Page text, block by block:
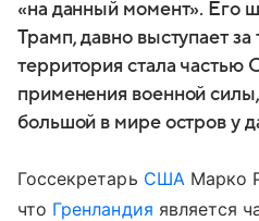
«на данный момент». Его
Трамп, давно выступает за
территория стала
применения военной
большой в мире остров у
Госсекретарь СШАМарко
что Гренландия является